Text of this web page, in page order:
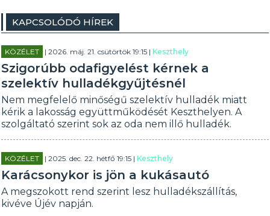
KAPCSOLÓDÓ HÍREK
KÖZÉLET | 2026. máj. 21. csütörtök 19:15 |Keszthely
Szigorúbb odafigyelést kérnek a
szelektív hulladékgyűjtésnél
Nem megfelelő minőségű szelektív hulladék miatt
kérik a lakosság együttműködését Keszthelyen. A
szolgáltató szerint sok az oda nem illő hulladék.
KÖZÉLET | 2025. dec. 22. hétfő 19:15 |Keszthely
Karácsonykor is jön a kukásautó
A megszokott rend szerint lesz hulladékszállítás,
kivéve Újév napján.